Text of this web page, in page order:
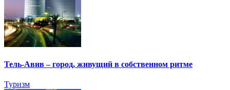
Тель-Авив – город, живущий в собственном ритме
Туризм